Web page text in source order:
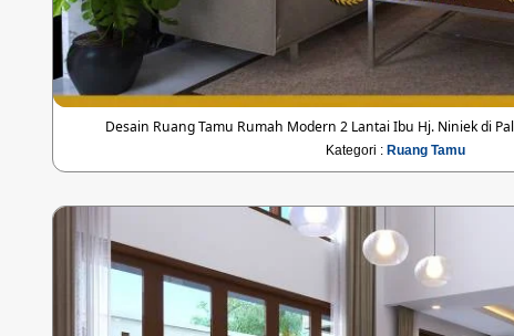
Desain Ruang Tamu Rumah Modern 2 Lantai Ibu Hj. Niniek di
Kategori : Ruang Tamu